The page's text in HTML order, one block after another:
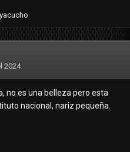
2024
no es una belleza pero esta
nacional, nariz pequeña.